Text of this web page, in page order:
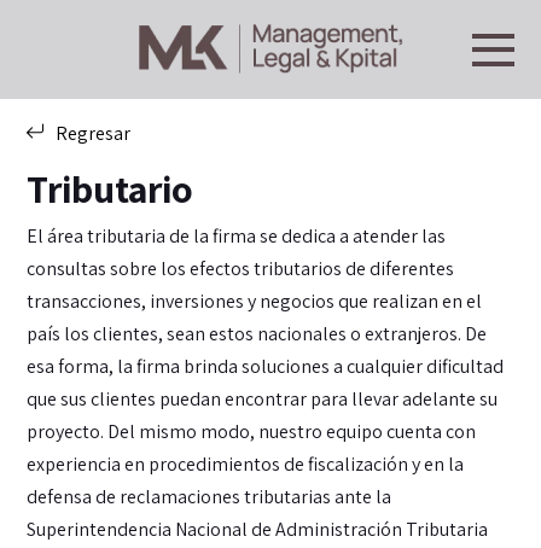
Regresar
Tributario
El área tributaria de la firma se dedica a atender las
consultas sobre los efectos tributarios de diferentes
transacciones, inversiones y negocios que realizan en el
país los clientes, sean estos nacionales o extranjeros. De
esa forma, la firma brinda soluciones a cualquier dificultad
que sus clientes puedan encontrar para llevar adelante su
proyecto. Del mismo modo, nuestro equipo cuenta con
experiencia en procedimientos de fiscalización y en la
defensa de reclamaciones tributarias ante la
Superintendencia Nacional de Administración Tributaria